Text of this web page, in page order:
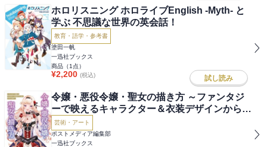
ホロリスニング ホロライブEnglish -Myth- と
学ぶ 不思議な世界の英会話！
教育・語学・参考書
塗田一帆
一迅社ブックス
商品（1 点）
¥2,200 (税込) 試し読み
令嬢・悪役令嬢・聖女の描き方 ～ファンタジ
ーで映えるキャラクター＆衣装デザインからア
クションまで～
芸術・アート
ポストメディア編集部
一迅社ブックス